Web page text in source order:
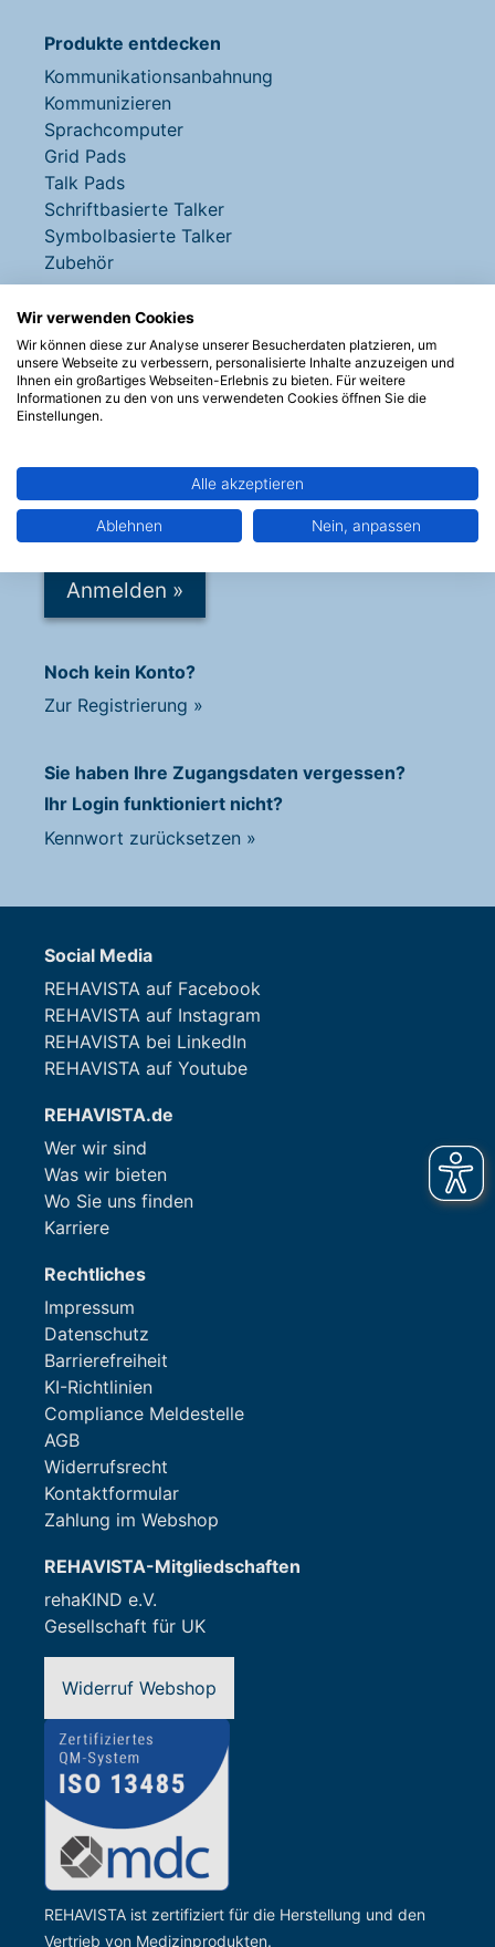
Produkte entdecken
Kommunikationsanbahnung
Kommunizieren
Sprachcomputer
Grid Pads
Talk Pads
Schriftbasierte Talker
Symbolbasierte Talker
Zubehör
Anmelden:
E-Mail-Adresse:
Anmelden »
Noch kein Konto?
Zur Registrierung »
Sie haben Ihre Zugangsdaten vergessen?
Ihr Login funktioniert nicht?
Kennwort zurücksetzen »
Social Media
REHAVISTA auf Facebook
REHAVISTA auf Instagram
REHAVISTA bei LinkedIn
REHAVISTA auf Youtube
REHAVISTA.de
Wer wir sind
Was wir bieten
Wo Sie uns finden
Karriere
Rechtliches
Impressum
Datenschutz
Barrierefreiheit
KI-Richtlinien
Compliance Meldestelle
AGB
Widerrufsrecht
Kontaktformular
Zahlung im Webshop
REHAVISTA-Mitgliedschaften
rehaKIND e.V.
Gesellschaft für UK
Widerruf Webshop
REHAVISTA ist zertifiziert für die Herstellung und den
Vertrieb von Medizinprodukten.
Wir verwenden Cookies
Wir können diese zur Analyse unserer Besucherdaten platzieren, um
unsere Webseite zu verbessern, personalisierte Inhalte anzuzeigen und
Ihnen ein großartiges Webseiten-Erlebnis zu bieten. Für weitere
Informationen zu den von uns verwendeten Cookies öffnen Sie die
Einstellungen.
Alle akzeptieren
Ablehnen Nein, anpassen